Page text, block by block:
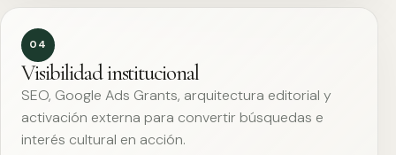
04
Visibilidad institucional
SEO, Google Ads Grants, arquitectura editorial y
activación externa para convertir búsquedas e
interés cultural en acción.